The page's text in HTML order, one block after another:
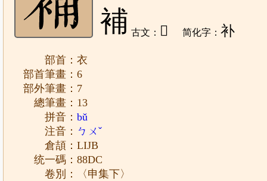
補 古文： 𢒏 简化字：补
部首：衣
部首筆畫：6
部外筆畫：7
總筆畫：13
拼音：bǔ
注音： ㄅㄨˇ
倉頡：LIJB
统一碼：88DC
卷別：〈申集下〉